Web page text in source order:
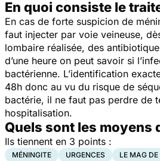
En quoi consiste le
En cas de forte suspicion de
faut injecter par voie veineuse,
lombaire réalisée, des
d’une heure on peut savoir si
bactérienne. L’identification
48h donc au vu du risque de
bactérie, il ne faut pas perdre de
hospitalisation.
Quels sont les moyens
Ils tiennent en 3 points :
MÉNINGITE URGENCES LE MAG